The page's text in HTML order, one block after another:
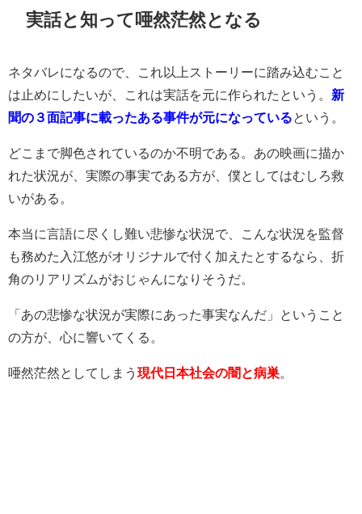
実話と知って唖然茫然となる
ネタバレになるので、これ以上ストーリーに踏み込むこと
は止めにしたいが、これは実話を元に作られたという。 新
聞の３面記事に載ったある事件が元になっている という。
どこまで脚色されているのか不明である。あの映画に描か
れた状況が、実際の事実である方が、僕としてはむしろ救
いがある。
本当に言語に尽くし難い悲惨な状況で、こんな状況を監督
も務めた入江悠がオリジナルで付く加えたとするなら、折
角のリアリズムがおじゃんになりそうだ。
「あの悲惨な状況が実際にあった事実なんだ」ということ
の方が、心に響いてくる。
唖然茫然としてしまう 現代日本社会の闇と病巣